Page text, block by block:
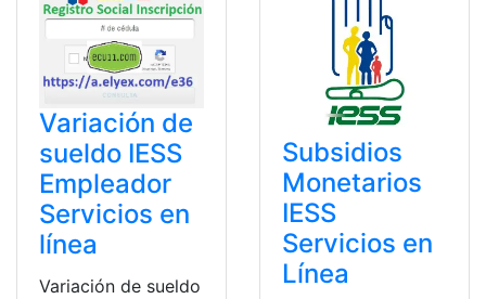
Variación de
sueldo IESS
Empleador
Servicios en
línea
Variación de sueldo
Subsidios
Monetarios
IESS
Servicios en
Línea